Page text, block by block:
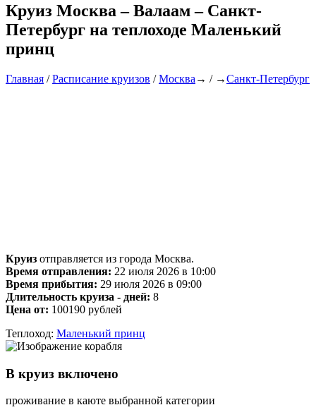
Круиз Москва – Валаам – Санкт-
Петербург на теплоходе Маленький
принц
Главная /Расписание круизов /Москва → / →Санкт-Петербург
Круиз отправляется из города Москва.
Время отправления: 22 июля 2026 в 10:00
Время прибытия: 29 июля 2026 в 09:00
Длительность круиза - дней: 8
Цена от: 100190 рублей
Теплоход: Маленький принц
В круиз включено
проживание в каюте выбранной категории